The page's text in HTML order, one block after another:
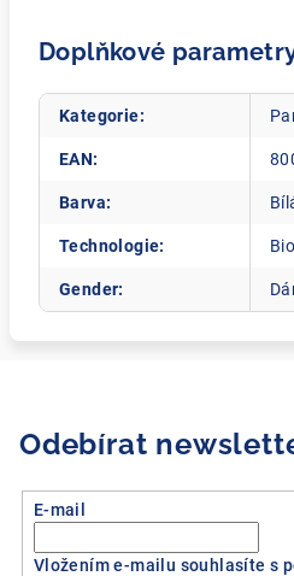
Doplňkové
Kategorie:
EAN:
Barva:
Technologie:
Gender:
Odebírat
E-mail
Vložením e-mailu souhlasíte s